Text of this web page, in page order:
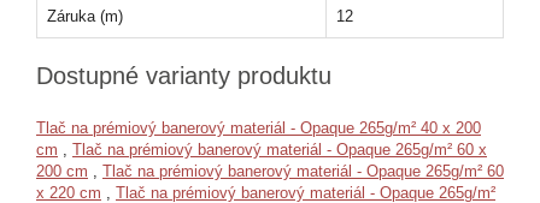
Záruka (m) 12
Dostupné varianty produktu
Tlač na prémiový banerový materiál - Opaque 265g/m² 40 x 200
cm
Tlač na prémiový banerový materiál - Opaque 265g/m² 60 x
200 cm
Tlač na prémiový banerový materiál - Opaque 265g/m² 60
x 220 cm
Tlač na prémiový banerový materiál - Opaque 265g/m²